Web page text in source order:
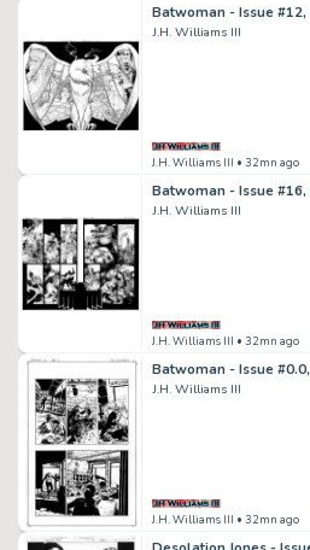
Batwoman - Issue
J.H. Williams III
J.H. Williams III • 32mn ago
Batwoman - Issue #16,
J.H. Williams III
J.H. Williams III • 32mn ago
Batwoman - Issue
J.H. Williams III
J.H. Williams III • 32mn ago